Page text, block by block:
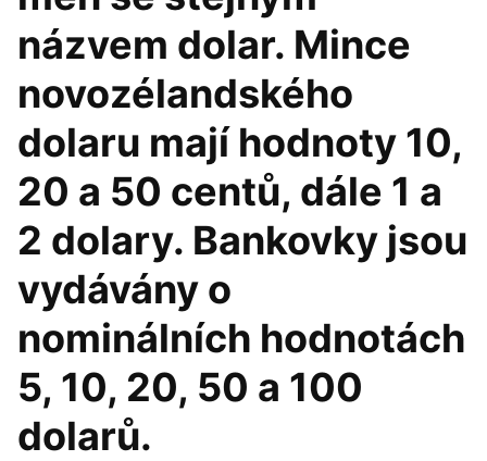
názvem dolar. Mince
novozélandského
dolaru mají hodnoty 10,
20 a 50 centů, dále 1 a
2 dolary. Bankovky jsou
vydávány o
nominálních hodnotách
5, 10, 20, 50 a 100
dolarů.